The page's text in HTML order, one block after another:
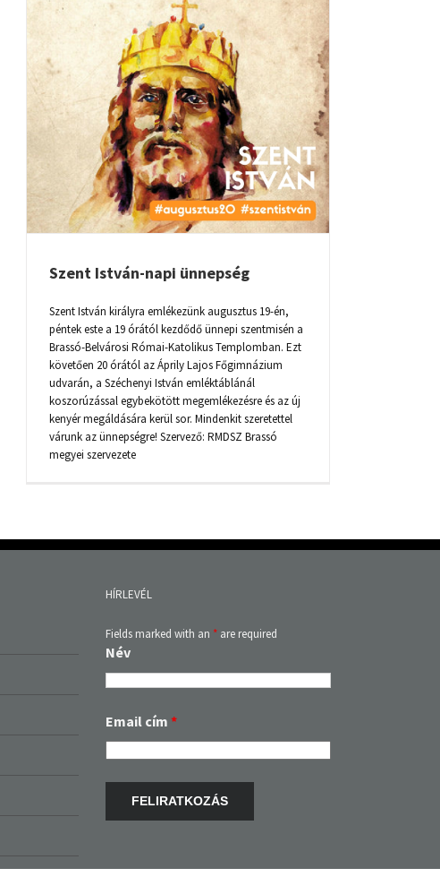
Szent István-napi ünnepség
Szent István királyra emlékezünk augusztus 19-én,
péntek este a 19 órától kezdődő ünnepi szentmisén a
Brassó-Belvárosi Római-Katolikus Templomban. Ezt
követően 20 órától az Áprily Lajos Főgimnázium
udvarán, a Széchenyi István emléktáblánál
koszorúzással egybekötött megemlékezésre és az új
kenyér megáldására kerül sor. Mindenkit szeretettel
várunk az ünnepségre! Szervező: RMDSZ Brassó
megyei szervezete
HÍRLEVÉL
Fields marked with an *are required
Név
Email cím *